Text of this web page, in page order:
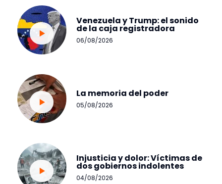
Venezuela y Trump: el sonido
de la caja registradora
06/08/2026
La memoria del poder
05/08/2026
Injusticia y dolor: Víctimas de
dos gobiernos indolentes
04/08/2026